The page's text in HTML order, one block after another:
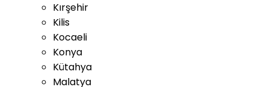
Kırşehir
Kilis
Kocaeli
Konya
Kütahya
Malatya